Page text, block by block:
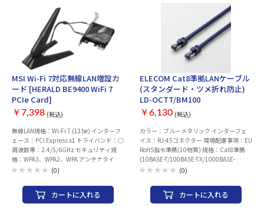
MSI Wi-Fi 7対応無線LAN増設カ
ード [HERALD BE9400 WiFi 7
PCIe Card]
￥7,398 (税込)
無線LAN規格：Wi-Fi 7 (11be) インターフ
ェース：PCI Express x1 トライバンド：○
周波数帯：2.4/5/6GHz セキュリティ規
格：WPA3、WPA2、WPA アンテナタイ
プ：外部 Bluetooth対応：○ 対応OS：
(0)
カートに入れる
ELECOM Cat8準拠LANケーブル
(スタンダード・ツメ折れ防止)
LD-OCTT/BM100
￥6,130 (税込)
カラー：ブルーメタリック インターフェ
イス：RJ-45コネクター 環境配慮事項：EU
RoHS指令準拠(10物質) 規格：Cat8準拠
(10BASE-T/100BASE-TX/1000BASE-
T/1000BASE-TX/10GBASE-T/40GBASE-T)
ケーブル長：約10m ※コネクター含まず
ケーブル太さ：約8.2mm 芯数：8芯 結線
方式：ストレート結線 ヨリ対芯線（ツイ
(0)
カートに入れる